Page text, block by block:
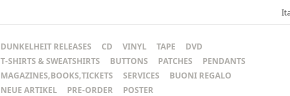
DUNKELHEIT RELEASES CD VINYL TAPE
DVD
T-SHIRTS & SWEATSHIRTS
BUTTONS PATCHES
PENDANTS
MAGAZINES,BOOKS,TICKETS
SERVICES
BUONI REGALO
NEUE ARTIKEL
PRE-ORDER POSTER